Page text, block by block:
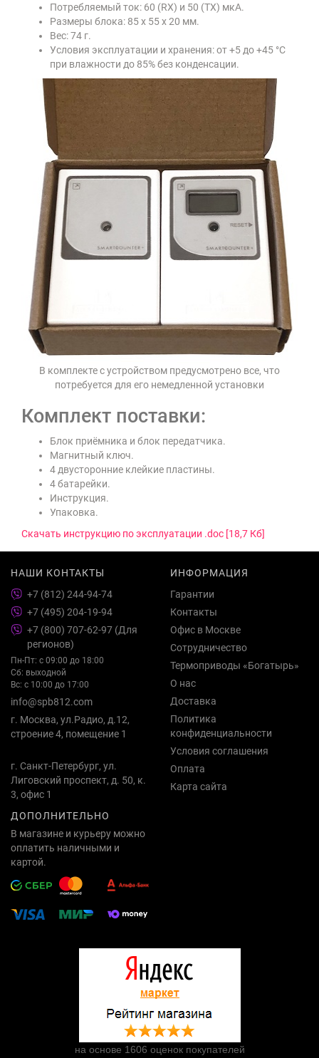
Потребляемый ток: 60 (RX) и 50 (TX) мкА.
Размеры блока: 85 х 55 х 20 мм.
Вес: 74 г.
Условия эксплуатации и хранения: от +5 до +45 °C
при влажности до 85% без конденсации.
В комплекте с устройством предусмотрено все, что
потребуется для его немедленной установки
Комплект поставки:
Блок приёмника и блок передатчика.
Магнитный ключ.
4 двусторонние клейкие пластины.
4 батарейки.
Инструкция.
Упаковка.
Скачать инструкцию по эксплуатации .doc [18,7 Кб]
НАШИ КОНТАКТЫ
+7 (812) 244-94-74
+7 (495) 204-19-94
+7 (800) 707-62-97 (Для
регионов)
Пн-Пт: с 09:00 до 18:00
Сб: выходной
Вс: с 10:00 до 17:00
info@spb812.com
г. Москва, ул.Радио, д.12,
строение 4, помещение 1
г. Санкт-Петербург, ул.
Лиговский проспект, д. 50, к.
3, офис 1
ИНФОРМАЦИЯ
Гарантии
Контакты
Офис в Москве
Сотрудничество
Термоприводы «Богатырь»
О нас
Доставка
Политика
конфиденциальности
Условия соглашения
Оплата
Карта сайта
ДОПОЛНИТЕЛЬНО
В магазине и курьеру можно
оплатить наличными и
картой.
на основе 1606 оценок покупателей